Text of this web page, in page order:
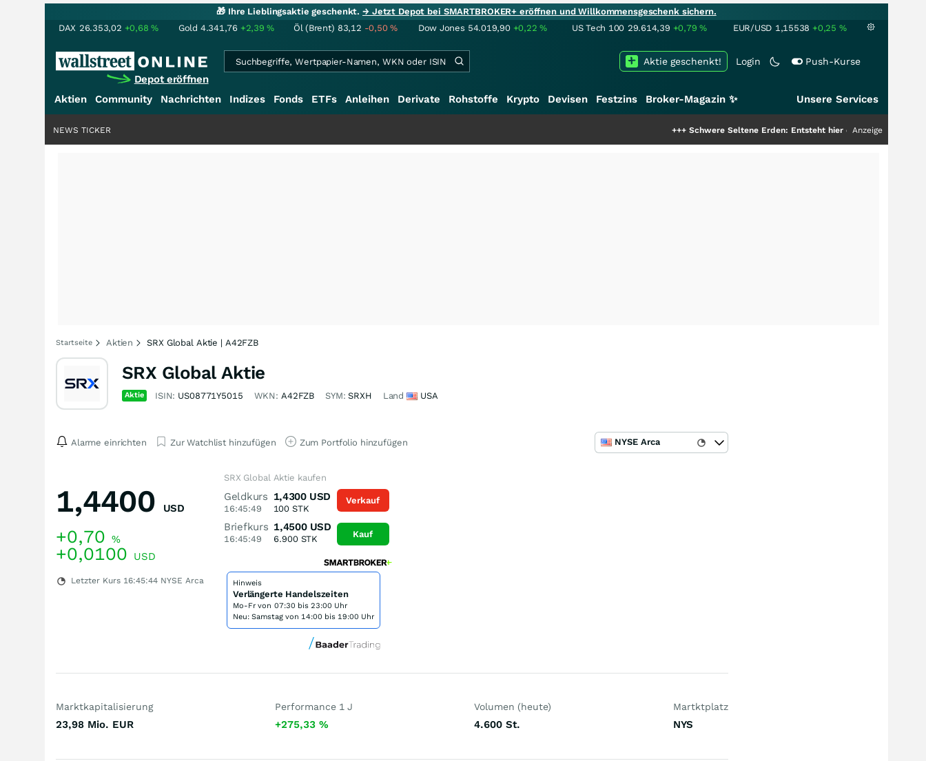
🎁 Ihre Lieblingsaktie geschenkt.→ Jetzt Depot bei SMARTBROKER+ eröffnen und Willkommensgeschenk sichern.
DAX 26.353,02 +0,68% Gold 4.341,76 +2,39% Öl (Brent) 83,12 -0,50% Dow Jones 54.019,90 +0,22% US Tech 100 29.614,39 +0,79% EUR/USD 1,15538 +0,25 %
Depot eröffnen
Login Push-Kurse
Aktie geschenkt!
Aktien Community Nachrichten Indizes Fonds ETFs Anleihen Derivate Rohstoffe Krypto Devisen Festzins Broker-Magazin ✨ Unsere Services
Schwere Seltene Erden: Entsteht hier die nächste Milliardenstory?
Anzeige
NEWS TICKER
Startseite Aktien SRX Global Aktie | A42FZB
SRX Global Aktie
Aktie ISIN: US08771Y5015 WKN: A42FZB SYM:SRXH Land USA
Alarme einrichten Zur Watchlist hinzufügen Zum Portfolio hinzufügen NYSE Arca
1,4400 USD
+0,70 %
+0,0100 USD
Letzter Kurs 16:45:44 NYSE Arca
SRX Global Aktie kaufen
Geldkurs
16:45:49
1,4300 USD
100 STK
Briefkurs
16:45:49
1,4500 USD
6.900STK
Verkauf
Kauf
Hinweis
Verlängerte Handelszeiten
Mo-Fr von 07:30 bis 23:00 Uhr
Neu: Samstag von 14:00 bis 19:00 Uhr
Marktkapitalisierung
23,98 Mio. EUR
Performance 1 J
+275,33 %
Volumen (heute)
4.600 St.
Martktplatz
NYS